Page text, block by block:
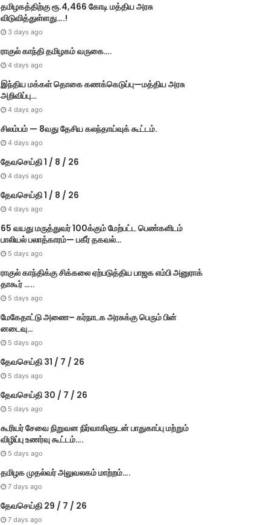
தமிழகத்திற்கு ரூ.4,466 கோடி மத்திய அரசு
விடுவித்துள்ளது….!
3 days ago
ராகுல் காந்தி தமிழகம் வருகை….
4 days ago
இந்திய மக்கள் தொகை கணக்கெடுப்பு—மத்திய அரசு
அறிவிப்பு…
4 days ago
சிலம்பம் — 8வது தேசிய கலந்தாய்வுக் கூட்டம்.
4 days ago
தேவசெய்தி 1 / 8 / 26
4 days ago
தேவசெய்தி 1 / 8 / 26
4 days ago
65 வயது மருத்துவர் 100க்கும் மேற்பட்ட பெண்களிடம்
பாலியல் பலாத்காரம்— பகீர் தகவல்…
5 days ago
ராகுல் காந்திக்கு சிக்கலை ஏற்படுத்திய பாஜக எம்பி அனுராக்
தாகூர் …..
5 days ago
மேகே​தாட்டு அணை– கர்​நாடக அரசுக்கு பெரும் பின்​
னடைவு…
5 days ago
தேவசெய்தி 31 / 7 / 26
5 days ago
தேவசெய்தி 30 / 7 / 26
5 days ago
கூரியர் சேவை நிறுவன நிர்வாகிளுடன் பாதுகாப்பு மற்றும்
விழிப்பு உணர்வு கூட்டம்….
5 days ago
தமிழக முதல்​வர் அலு​வல​கம் மாற்றம்….
7 days ago
தேவசெய்தி 29 / 7 / 26
7 days ago